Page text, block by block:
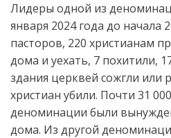
Лидеры одной из
января 2024 года до начала
пасторов, 220 христианам
дома и уехать, 7 похитили,
здания церквей сожгли или
христиан убили. Почти 31
деноминации были
дома. Из другой